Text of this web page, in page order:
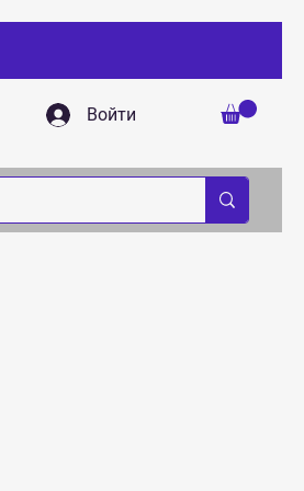
Войти